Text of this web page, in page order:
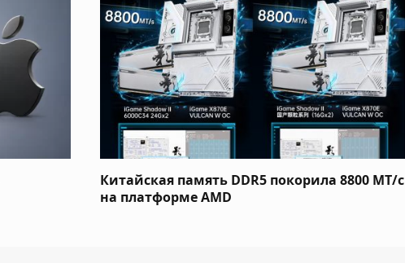
Китайская память DDR5 покорила 8800 МТ/с
на платформе AMD